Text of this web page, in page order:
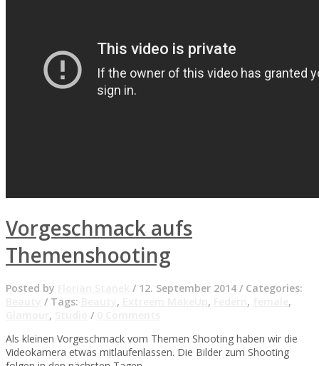
Vorgeschmack aufs
Themenshooting
Posted by / 12. September 2014 / Categories:
/ Tags: , , ,
,
, /
Als kleinen Vorgeschmack vom Themen Shooting haben wir die
Videokamera etwas mitlaufenlassen. Die Bilder zum Shooting